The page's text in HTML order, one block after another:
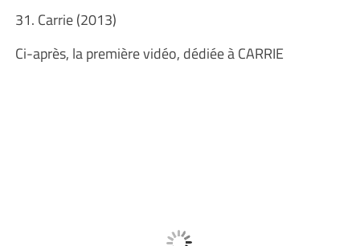
31. Carrie (2013)
Ci-après, la première vidéo, dédiée à CARRIE